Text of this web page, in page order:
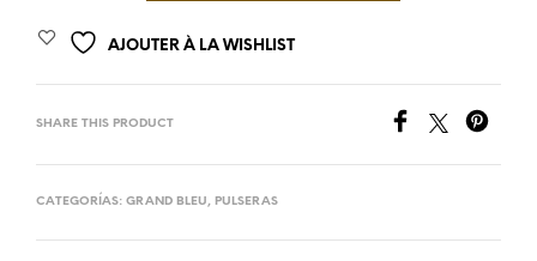
AJOUTER À LA WISHLIST
SHARE THIS PRODUCT
CATEGORÍAS: GRAND BLEU, PULSERAS